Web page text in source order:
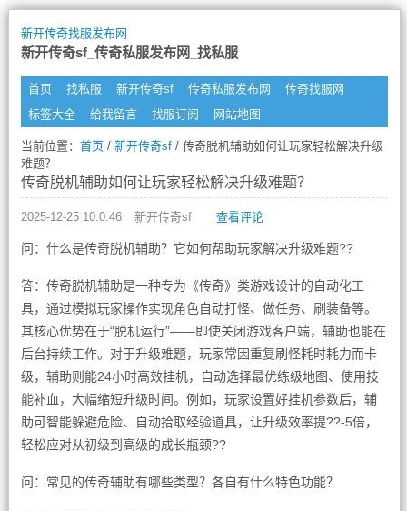
新开传奇找服发布网
新开传奇sf_传奇私服发布网_找私服
首页 找私服 新开传奇sf 传奇私服发布网
传奇找服网
标签大全
给我留言 找服订阅 网站地图
当前位置： 首页/ 新开传奇sf/ 传奇脱机辅助如何让玩家轻松解决升级
难题？
传奇脱机辅助如何让玩家轻松解决升级难题？
2025-12-25 10:0:46 新开传奇sf 查看评论
问：什么是传奇脱机辅助？它如何帮助玩家解决升级难题??
答：传奇脱机辅助是一种专为《传奇》类游戏设计的自动化工
具，通过模拟玩家操作实现角色自动打怪、做任务、刷装备等。
其核心优势在于“脱机运行”——即使关闭游戏客户端，辅助也能在
后台持续工作。对于升级难题，玩家常因重复刷怪耗时耗力而卡
级，辅助则能24小时高效挂机，自动选择最优练级地图、使用技
能补血，大幅缩短升级时间。例如，玩家设置好挂机参数后，辅
助可智能躲避危险、自动拾取经验道具，让升级效率提??-5倍，
轻松应对从初级到高级的成长瓶颈??
问：常见的传奇辅助有哪些类型？各自有什么特色功能？